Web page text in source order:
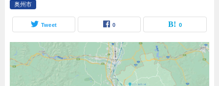
奥州市
Tweet 0 0